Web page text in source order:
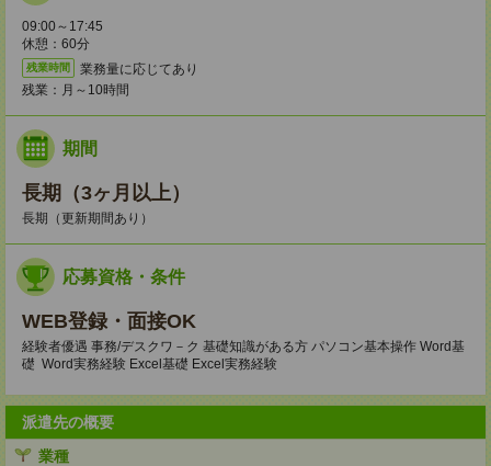
09:00～17:45
休憩：60分
残業時間
業務量に応じてあり
残業：月～10時間
期間
長期（3ヶ月以上）
長期（更新期間あり）
応募資格・条件
WEB登録・面接OK
経験者優遇 事務/デスクワ－ク 基礎知識がある方 パソコン基本操作 Word基
礎 Word実務経験 Excel基礎 Excel実務経験
派遣先の概要
業種